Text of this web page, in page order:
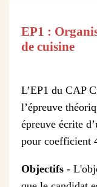
EP1 :
de cuisine
L’EP1 du CAP
l’épreuve
épreuve écrite
pour coefficient
Objectifs -